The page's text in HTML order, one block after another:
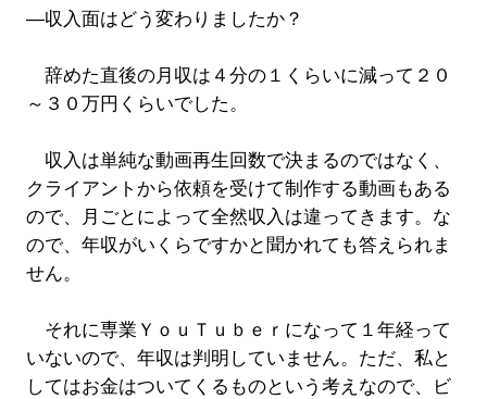
―収入面はどう変わりましたか？
辞めた直後の月収は４分の１くらいに減って２０
～３０万円くらいでした。
収入は単純な動画再生回数で決まるのではなく、
クライアントから依頼を受けて制作する動画もある
ので、月ごとによって全然収入は違ってきます。な
ので、年収がいくらですかと聞かれても答えられま
せん。
それに専業ＹｏｕＴｕｂｅｒになって１年経って
いないので、年収は判明していません。ただ、私と
してはお金はついてくるものという考えなので、ビ